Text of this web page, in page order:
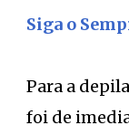
Siga o
Para a
foi de